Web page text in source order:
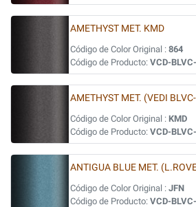
AMETHYST MET. KMD
Código de Color Original : 864
Código de Producto: VCD-
AMETHYST MET. (VEDI
Código de Color Original : KMD
Código de Producto: VCD-
ANTIGUA BLUE MET.
Código de Color Original : JFN
Código de Producto: VCD-